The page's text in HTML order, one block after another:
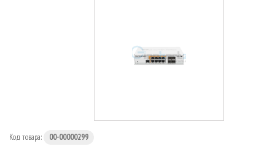
Код товара: 00-00000299